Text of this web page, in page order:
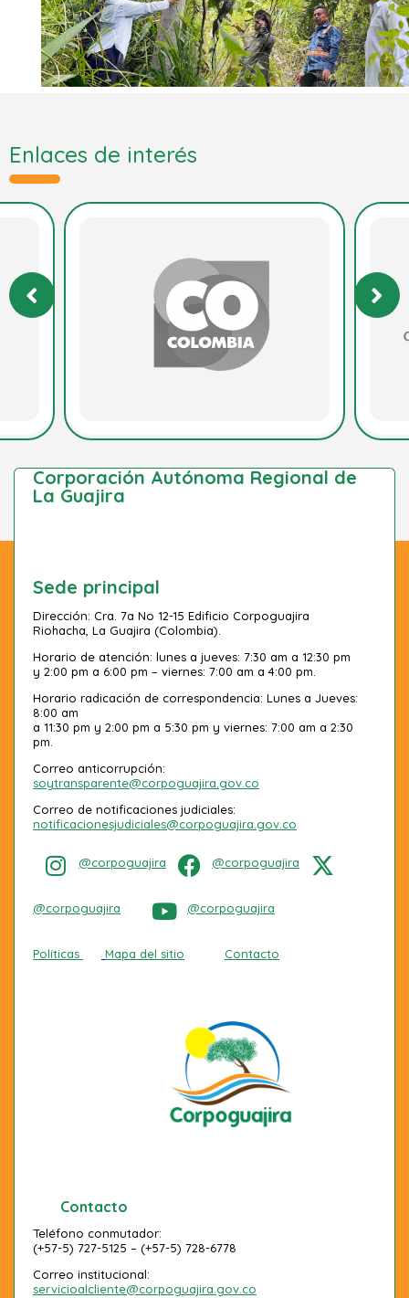
Enlaces de interés
Corporación Autónoma Regional de
La Guajira
Sede principal
Dirección: Cra. 7a No 12-15 Edificio Corpoguajira
Riohacha, La Guajira (Colombia).
Horario de atención: lunes a jueves: 7:30 am a 12:30 pm
y 2:00 pm a 6:00 pm – viernes: 7:00 am a 4:00 pm.
Horario radicación de correspondencia: Lunes a Jueves:
8:00 am
a 11:30 pm y 2:00 pm a 5:30 pm y viernes: 7:00 am a 2:30
pm.
Correo anticorrupción:
soytransparente@corpoguajira.gov.co
Correo de notificaciones judiciales:
notificacionesjudiciales@corpoguajira.gov.co
@corpoguajira @corpoguajira
@corpoguajira @corpoguajira
Políticas Mapa del sitio Contacto
Contacto
Teléfono conmutador:
(+57-5) 727-5125 – (+57-5) 728-6778
Correo institucional:
servicioalcliente@corpoguajira.gov.co